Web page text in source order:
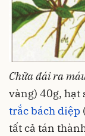
Chữa đái ra
vàng) 40g, hạt
trắc bách diệp
tất cả tán